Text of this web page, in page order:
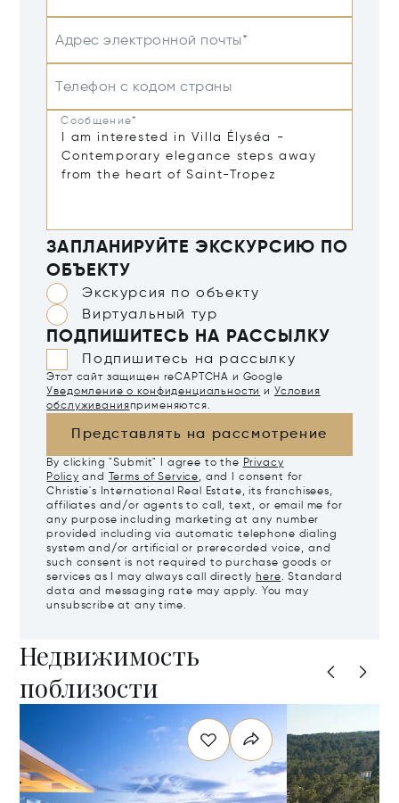
Адрес электронной почты*
Телефон с кодом страны
Сообщение*
ЗАПЛАНИРУЙТЕ ЭКСКУРСИЮ ПО
ОБЪЕКТУ
Экскурсия по объекту
Виртуальный тур
ПОДПИШИТЕСЬ НА РАССЫЛКУ
Подпишитесь на рассылку
Этот сайт защищен reCAPTCHA и Google
Уведомление о конфиденциальности и Условия
обслуживанияприменяются.
Представлять на рассмотрение
By clicking "Submit" I agree to the Privacy
Policy and Terms of Service, and I consent for
Christie's International Real Estate, its franchisees,
affiliates and/or agents to call, text, or email me for
any purpose including marketing at any number
provided including via automatic telephone dialing
system and/or artificial or prerecorded voice, and
such consent is not required to purchase goods or
services as I may always call directly here. Standard
data and messaging rate may apply. You may
unsubscribe at any time.
Недвижимость
поблизости